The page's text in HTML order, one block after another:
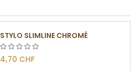
STYLO SLIMLINE CHROMÉ
4,70 CHF